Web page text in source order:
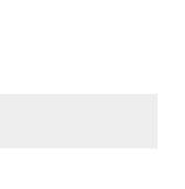
fornecedores
alimentícios. Em
constituída em